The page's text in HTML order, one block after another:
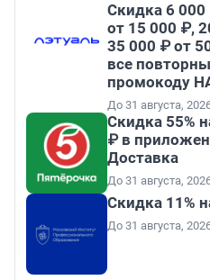
Скидка 6 000
от 15 000 ₽,
35 000 ₽ от
все
промокоду
До 31 августа,
Скидка 55%
₽ в
Доставка
До 31 августа,
Скидка 11%
До 31 августа,